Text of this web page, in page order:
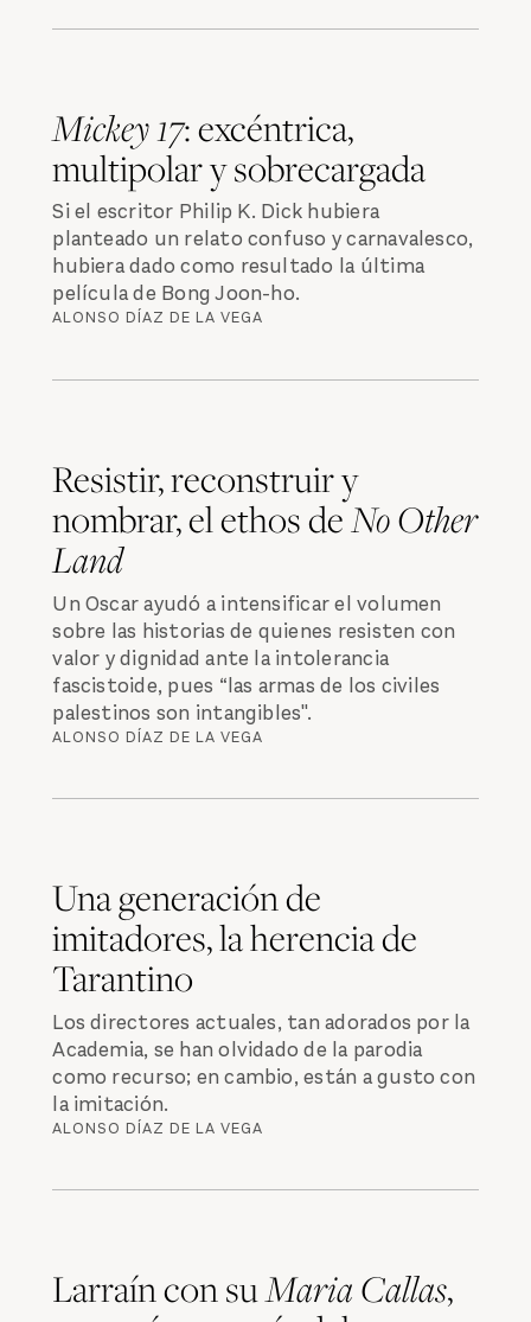
Mickey 17: excéntrica,
multipolar y sobrecargada
Si el escritor Philip K. Dick hubiera
planteado un relato confuso y carnavalesco,
hubiera dado como resultado la última
película de Bong Joon-ho.
ALONSO DÍAZ DE LA VEGA
Resistir, reconstruir y
nombrar, el ethos deNo Other
Land
Un Oscar ayudó a intensificar el volumen
sobre las historias de quienes resisten con
valor y dignidad ante la intolerancia
fascistoide, pues “las armas de los civiles
palestinos son intangibles".
ALONSO DÍAZ DE LA VEGA
Una generación de
imitadores, la herencia de
Tarantino
Los directores actuales, tan adorados por la
Academia, se han olvidado de la parodia
como recurso; en cambio, están a gusto con
la imitación. ‍
ALONSO DÍAZ DE LA VEGA
Larraín con suMaria Callas,